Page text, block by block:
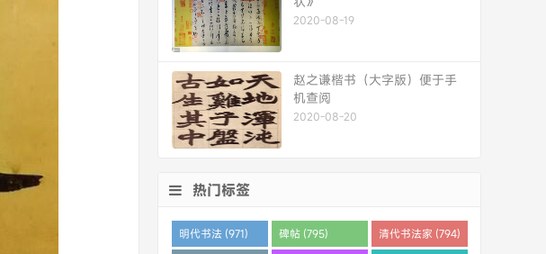
2020-08-19
赵之谦楷书（大字版）便于手
机查阅
2020-08-20
热门标签
明代书法 (971) 碑帖 (795) 清代书法家 (794)